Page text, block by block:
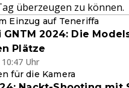
überzeugen zu können.
Einzug auf Teneriffa
2024: Die
Plätze
10:47 Uhr
für die Kamera